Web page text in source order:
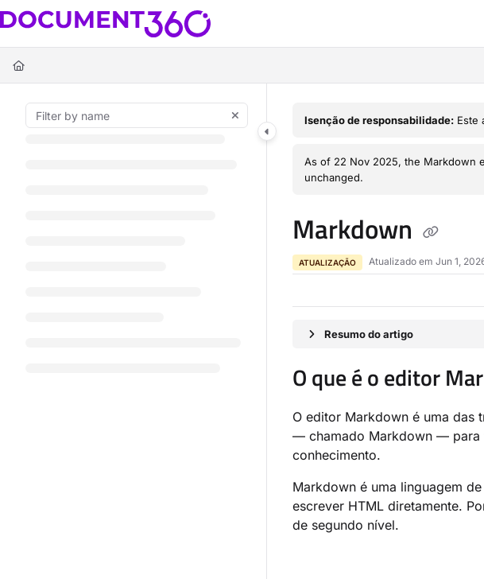
Documentation Index
Fetch the complete documentation index at:
Use this file to discover all available pages before exploring further.
Isenção de responsabilidade: Este
As of 22 Nov 2025, the Markdown
unchanged.
Markdown
ATUALIZAÇÃO Atualizado em Jun 1,
Resumo do artigo
O que é o editor
O editor Markdown é uma das
— chamado Markdown — para
conhecimento.
Markdown é uma linguagem
escrever HTML diretamente.
de segundo nível.